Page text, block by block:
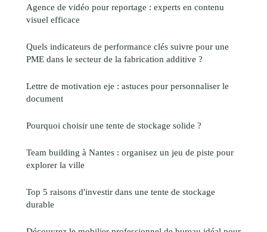
Agence de vidéo pour reportage : experts en contenu
visuel efficace
Quels indicateurs de performance clés suivre pour une
PME dans le secteur de la fabrication additive ?
Lettre de motivation eje : astuces pour personnaliser le
document
Pourquoi choisir une tente de stockage solide ?
Team building à Nantes : organisez un jeu de piste pour
explorer la ville
Top 5 raisons d'investir dans une tente de stockage
durable